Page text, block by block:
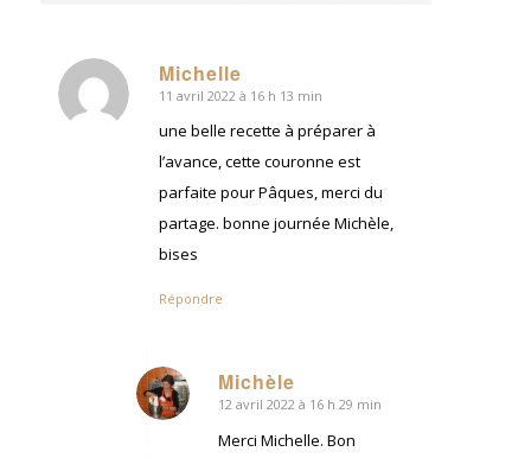
Michelle
dit
11 avril 2022 à 16 h 13 min
une belle recette à préparer à
l’avance, cette couronne est
parfaite pour Pâques, merci du
partage. bonne journée Michèle,
bises
Répondre
Michèle
dit
12 avril 2022 à 16 h 29 min
Merci Michelle. Bon